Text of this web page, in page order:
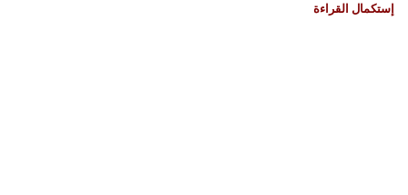
إستكمال القراءة